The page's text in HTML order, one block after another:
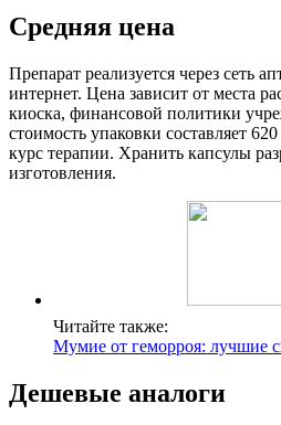
Средняя цена
Препарат реализуется через сеть
интернет. Цена зависит от места
киоска, финансовой политики
стоимость упаковки составляет
курс терапии. Хранить капсулы
изготовления.
Читайте также:
Мумие от геморроя: лучшие
Дешевые аналоги